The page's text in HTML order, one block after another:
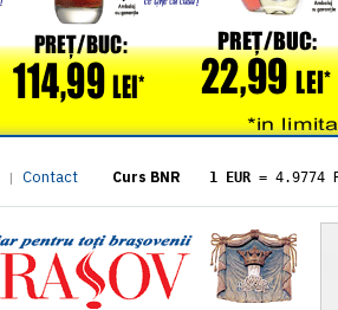
| Contact Curs BNR 1 EUR = 4.9774
= 5.8304
1 XAU= 464.4611
1 AED= 1.1933
1 AUD= 2.7957
1 BGN= 2.5449